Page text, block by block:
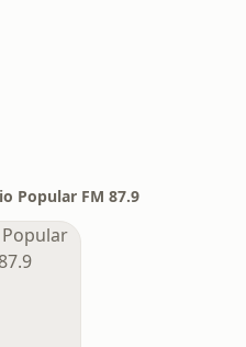
Popular FM 87.9